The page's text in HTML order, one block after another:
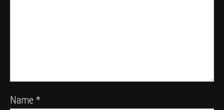
Name *